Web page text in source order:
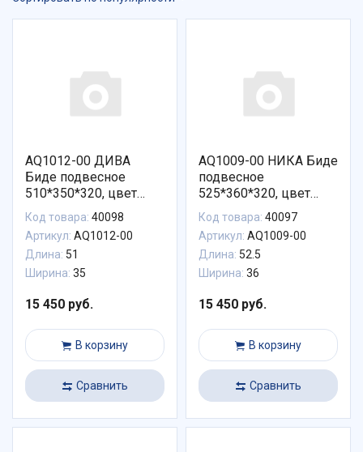
AQ1012-00 ДИВА
Биде подвесное
510*350*320, цвет
белый
Код товара: 40098
Артикул: AQ1012-00
Длина: 51
Ширина: 35
15 450 руб.
В корзину
Сравнить
AQ1009-00 НИКА Биде
подвесное
525*360*320, цвет
белый
Код товара: 40097
Артикул: AQ1009-00
Длина: 52.5
Ширина: 36
15 450 руб.
В корзину
Сравнить